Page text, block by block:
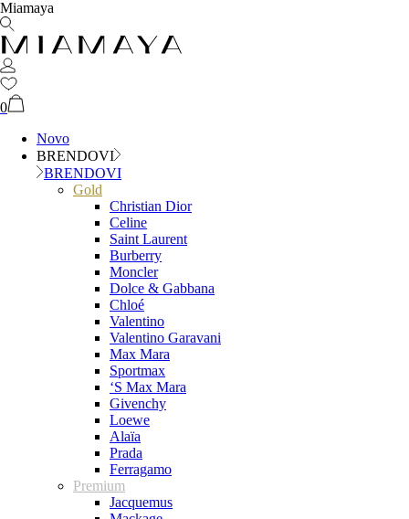
Miamaya
0
Novo
BRENDOVI
BRENDOVI
Gold
Christian Dior
Celine
Saint Laurent
Burberry
Moncler
Dolce & Gabbana
Chloé
Valentino
Valentino Garavani
Max Mara
Sportmax
‘S Max Mara
Givenchy
Loewe
Alaïa
Prada
Ferragamo
Premium
Jacquemus